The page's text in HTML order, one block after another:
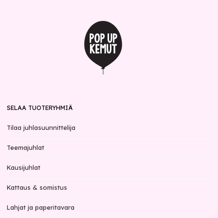
SELAA TUOTERYHMIÄ
Tilaa juhlasuunnittelija
Teemajuhlat
Kausijuhlat
Kattaus & somistus
Lahjat ja paperitavara